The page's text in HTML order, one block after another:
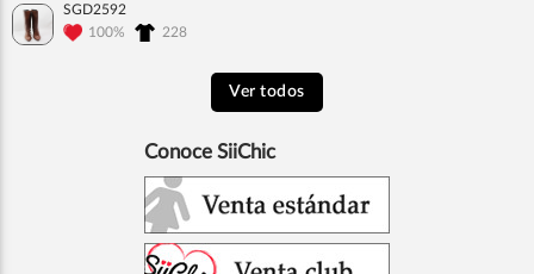
SGD2592
100%
228
Ver todos
Conoce SiiChic